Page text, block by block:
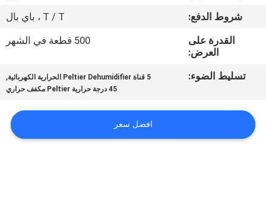
ضبط
الجودة
اتصل
أخبار
شروط الدفع:
T / T ، باي بال
القدرة على
العرض:
500 قطعة في الشهر
تسليط الضوء: 5 قناة Peltier Dehumidifier الحرارية الكهربائية ,
45 درجة حرارية Peltier مكفف حراري
افضل سعر